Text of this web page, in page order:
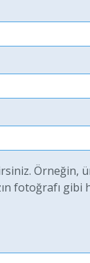
Örneğin,
fotoğrafı gibi